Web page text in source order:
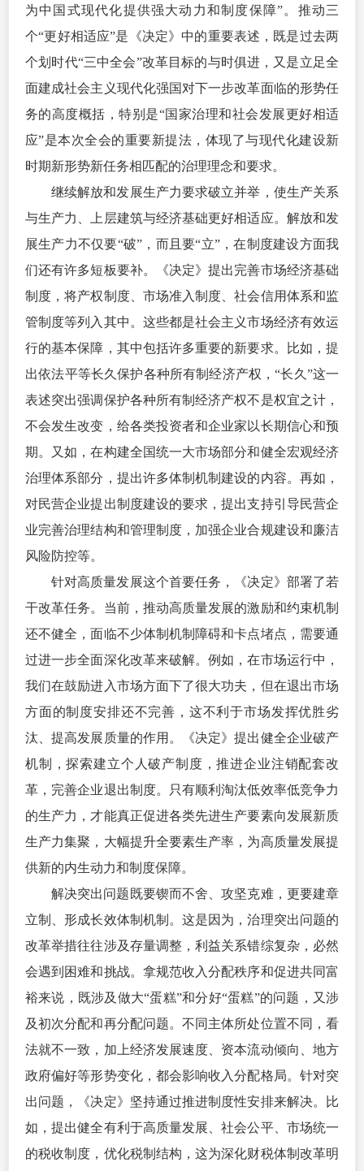
为中国式现代化提供强大动力和制度保障”。推动三
个“更好相适应”是《决定》中的重要表述，既是过去两
个划时代“三中全会”改革目标的与时俱进，又是立足全
面建成社会主义现代化强国对下一步改革面临的形势任
务的高度概括，特别是“国家治理和社会发展更好相适
应”是本次全会的重要新提法，体现了与现代化建设新
时期新形势新任务相匹配的治理理念和要求。
继续解放和发展生产力要求破立并举，使生产关系
与生产力、上层建筑与经济基础更好相适应。解放和发
展生产力不仅要“破”，而且要“立”，在制度建设方面我
们还有许多短板要补。《决定》提出完善市场经济基础
制度，将产权制度、市场准入制度、社会信用体系和监
管制度等列入其中。这些都是社会主义市场经济有效运
行的基本保障，其中包括许多重要的新要求。比如，提
出依法平等长久保护各种所有制经济产权，“长久”这一
表述突出强调保护各种所有制经济产权不是权宜之计，
不会发生改变，给各类投资者和企业家以长期信心和预
期。又如，在构建全国统一大市场部分和健全宏观经济
治理体系部分，提出许多体制机制建设的内容。再如，
对民营企业提出制度建设的要求，提出支持引导民营企
业完善治理结构和管理制度，加强企业合规建设和廉洁
风险防控等。
针对高质量发展这个首要任务，《决定》部署了若
干改革任务。当前，推动高质量发展的激励和约束机制
还不健全，面临不少体制机制障碍和卡点堵点，需要通
过进一步全面深化改革来破解。例如，在市场运行中，
我们在鼓励进入市场方面下了很大功夫，但在退出市场
方面的制度安排还不完善，这不利于市场发挥优胜劣
汰、提高发展质量的作用。《决定》提出健全企业破产
机制，探索建立个人破产制度，推进企业注销配套改
革，完善企业退出制度。只有顺利淘汰低效率低竞争力
的生产力，才能真正促进各类先进生产要素向发展新质
生产力集聚，大幅提升全要素生产率，为高质量发展提
供新的内生动力和制度保障。
解决突出问题既要锲而不舍、攻坚克难，更要建章
立制、形成长效体制机制。这是因为，治理突出问题的
改革举措往往涉及存量调整，利益关系错综复杂，必然
会遇到困难和挑战。拿规范收入分配秩序和促进共同富
裕来说，既涉及做大“蛋糕”和分好“蛋糕”的问题，又涉
及初次分配和再分配问题。不同主体所处位置不同，看
法就不一致，加上经济发展速度、资本流动倾向、地方
政府偏好等形势变化，都会影响收入分配格局。针对突
出问题，《决定》坚持通过推进制度性安排来解决。比
如，提出健全有利于高质量发展、社会公平、市场统一
的税收制度，优化税制结构，这为深化财税体制改革明